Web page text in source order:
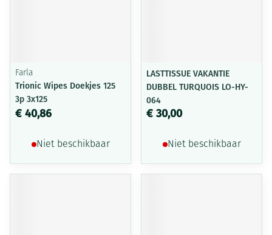
Farla
Trionic Wipes Doekjes 125
3p 3x125
€ 40,86
Niet beschikbaar
LASTTISSUE VAKANTIE
DUBBEL TURQUOIS LO-HY-
064
€ 30,00
Niet beschikbaar